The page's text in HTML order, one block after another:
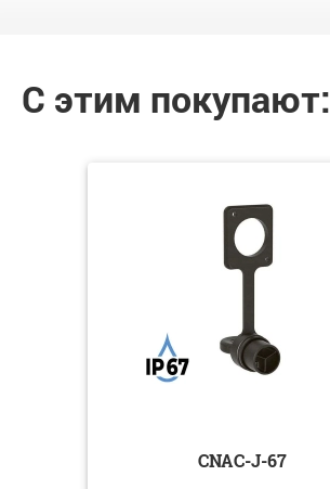
С этим покупают:
CNAC-J-67